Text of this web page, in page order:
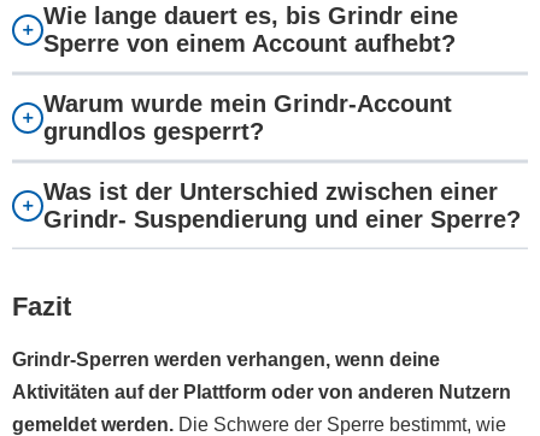
Wie lange dauert es, bis Grindr eine
Sperre von einem Account aufhebt?
Warum wurde mein Grindr-Account
grundlos gesperrt?
Was ist der Unterschied zwischen einer
Grindr- Suspendierung und einer Sperre?
Fazit
Grindr-Sperren werden verhangen, wenn deine
Aktivitäten auf der Plattform oder von anderen Nutzern
gemeldet werden. Die Schwere der Sperre bestimmt, wie